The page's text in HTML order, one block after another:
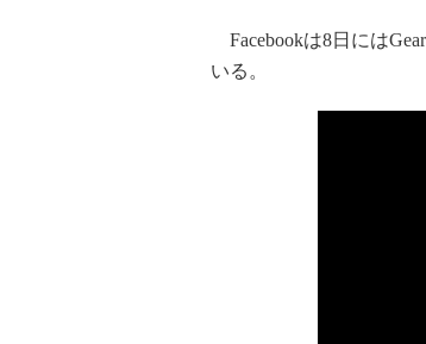
Facebookは8日には
いる。